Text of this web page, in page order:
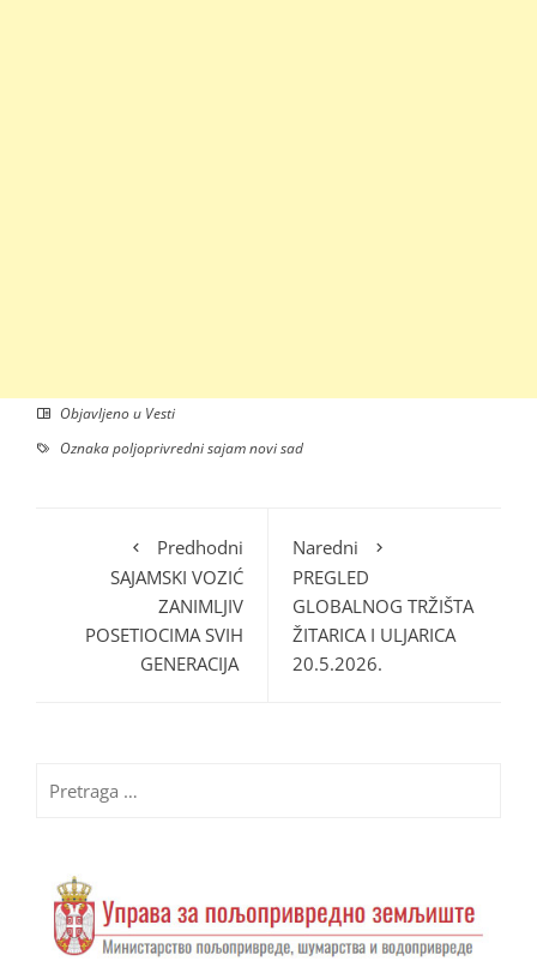
Objavljeno u Vesti
Oznakapoljoprivredni sajam novi sad
Predhodni
SAJAMSKI VOZIĆ
ZANIMLJIV
POSETIOCIMA SVIH
GENERACIJA
Naredni
PREGLED
GLOBALNOG TRŽIŠTA
ŽITARICA I ULJARICA
20.5.2026.
za: